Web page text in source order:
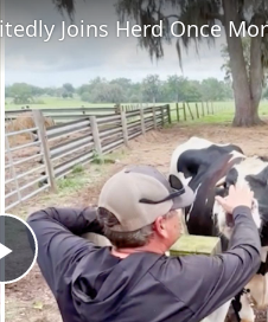
Play
Joins Herd Once